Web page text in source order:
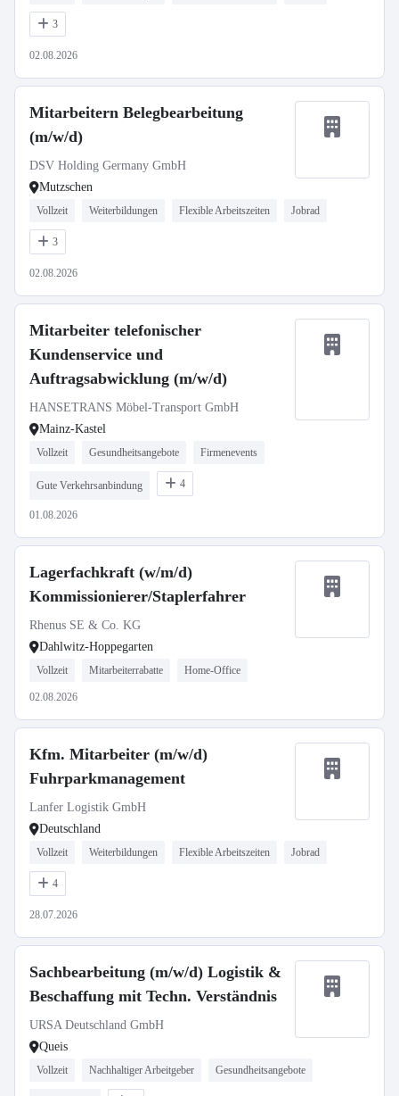
3
02.08.2026
Mitarbeitern Belegbearbeitung
(m/w/d)
DSV Holding Germany GmbH
Mutzschen
Vollzeit Weiterbildungen Flexible Arbeitszeiten Jobrad
3
02.08.2026
Mitarbeiter telefonischer
Kundenservice und
Auftragsabwicklung (m/w/d)
HANSETRANS Möbel-Transport GmbH
Mainz-Kastel
Vollzeit Gesundheitsangebote Firmenevents
Gute Verkehrsanbindung 4
01.08.2026
Lagerfachkraft (w/m/d)
Kommissionierer/Staplerfahrer
Rhenus SE & Co. KG
Dahlwitz-Hoppegarten
Vollzeit Mitarbeiterrabatte Home-Office
02.08.2026
Kfm. Mitarbeiter (m/w/d)
Fuhrparkmanagement
Lanfer Logistik GmbH
Deutschland
Vollzeit Weiterbildungen Flexible Arbeitszeiten Jobrad
4
28.07.2026
Sachbearbeitung (m/w/d) Logistik &
Beschaffung mit Techn. Verständnis
URSA Deutschland GmbH
Queis
Vollzeit Nachhaltiger Arbeitgeber Gesundheitsangebote